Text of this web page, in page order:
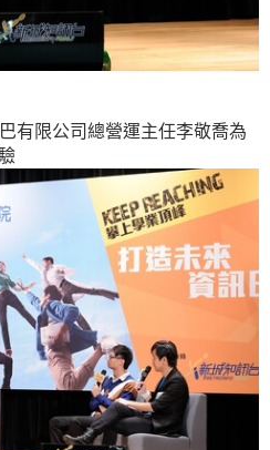
有限公司總營運主任李敬喬為